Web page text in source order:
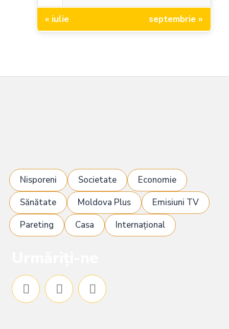
« iulie septembrie »
Nisporeni Societate
Economie
Sănătate
Moldova Plus
Emisiuni TV
Pareting
Casa Internațional